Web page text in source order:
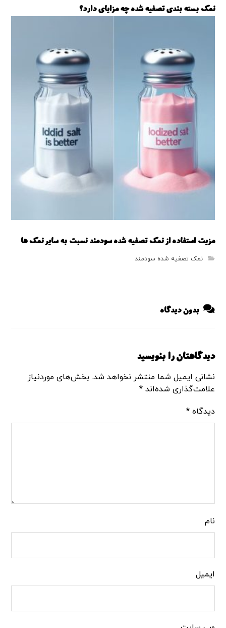
نمک بسته بندی تصفیه شده چه مزایای دارد؟
مزیت استفاده از نمک تصفیه شده سودمند نسبت به سایر نمک ها
نمک تصفیه شده سودمند
بدون دیدگاه
دیدگاهتان را بنویسید
نشانی ایمیل شما منتشر نخواهد شد. بخش‌های موردنیاز
علامت‌گذاری شده‌اند*
دیدگاه*
نام
ایمیل